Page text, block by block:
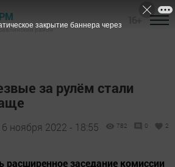
Бавлинский район
за рулём стали
ноября 2022 - 18:55 782 0 2
расширенное заседание комиссии
закрытие баннера через